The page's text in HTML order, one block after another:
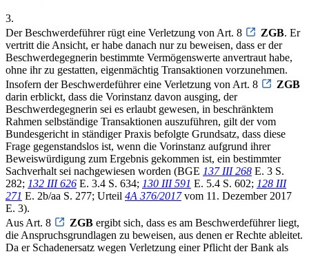
3.
Der Beschwerdeführer rügt eine Verletzung von Art. 8
ZGB. Er
vertritt die Ansicht, er habe danach nur zu beweisen, dass er der
Beschwerdegegnerin bestimmte Vermögenswerte anvertraut habe,
ohne ihr zu gestatten, eigenmächtig Transaktionen vorzunehmen.
Insofern der Beschwerdeführer eine Verletzung von Art. 8
ZGB
darin erblickt, dass die Vorinstanz davon ausging, der
Beschwerdegegnerin sei es erlaubt gewesen, in beschränktem
Rahmen selbständige Transaktionen auszuführen, gilt der vom
Bundesgericht in ständiger Praxis befolgte Grundsatz, dass diese
Frage gegenstandslos ist, wenn die Vorinstanz aufgrund ihrer
Beweiswürdigung zum Ergebnis gekommen ist, ein bestimmter
Sachverhalt sei nachgewiesen worden (BGE 137 III 268 E. 3 S.
282; 132 III 626 E. 3.4 S. 634; 130 III 591 E. 5.4 S. 602; 128 III
271 E. 2b/aa S. 277; Urteil 4A 376/2017vom 11. Dezember 2017
E. 3).
Aus Art. 8
ZGB ergibt sich, dass es am Beschwerdeführer liegt,
die Anspruchsgrundlagen zu beweisen, aus denen er Rechte ableitet.
Da er Schadenersatz wegen Verletzung einer Pflicht der Bank als